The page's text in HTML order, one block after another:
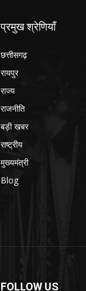
प्रमुख श्रेणियाँ
छत्तीसगढ़
रायपुर
राज्य
राजनीति
बड़ी खबर
राष्ट्रीय
मुख्यमंत्री
Blog
FOLLOW US